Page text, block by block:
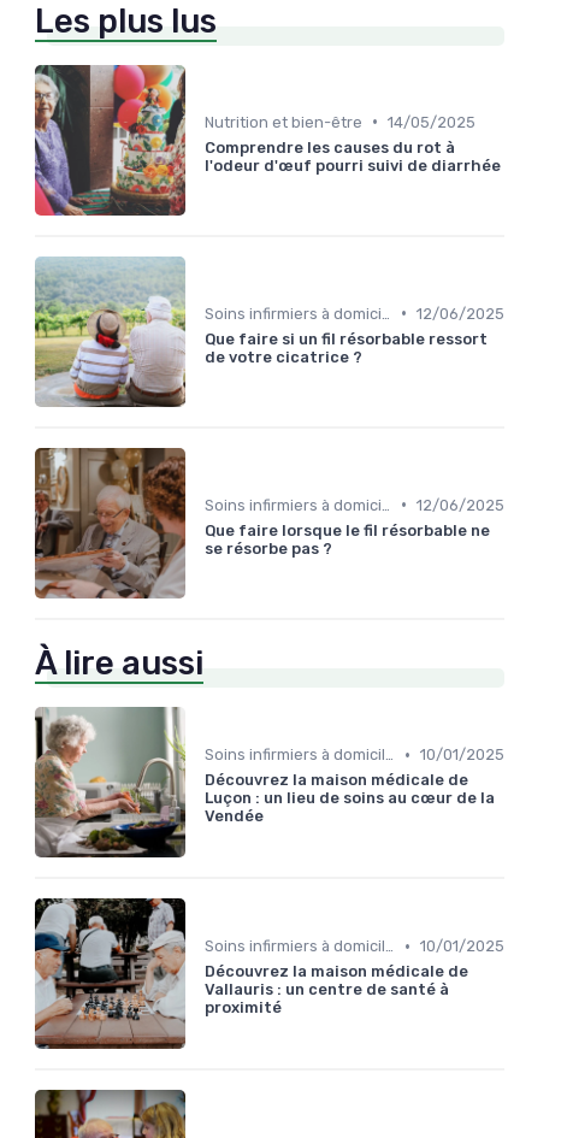
Les plus lus
Nutrition et bien-être • 14/05/2025
Comprendre les causes du rot à
l'odeur d'œuf pourri suivi de diarrhée
• 12/06/2025
Que faire si un fil résorbable ressort
de votre cicatrice ?
• 12/06/2025
Que faire lorsque le fil résorbable ne
se résorbe pas ?
À lire aussi
Soins infirmiers à domicile • 10/01/2025
Découvrez la maison médicale de
Luçon : un lieu de soins au cœur de la
Vendée
Soins infirmiers à domicile • 10/01/2025
Découvrez la maison médicale de
Vallauris : un centre de santé à
proximité